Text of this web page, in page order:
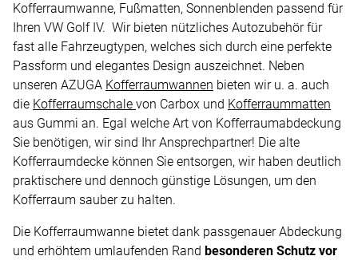
Kofferraumwanne, Fußmatten, Sonnenblenden passend für
Ihren VW Golf IV. Wir bieten nützliches Autozubehör für
fast alle Fahrzeugtypen, welches sich durch eine perfekte
Passform und elegantes Design auszeichnet. Neben
unseren AZUGA Kofferraumwannen bieten wir u. a. auch
die Kofferraumschale von Carbox und Kofferraummatten
aus Gummi an. Egal welche Art von Kofferraumabdeckung
Sie benötigen, wir sind Ihr Ansprechpartner! Die alte
Kofferraumdecke können Sie entsorgen, wir haben deutlich
praktischere und dennoch günstige Lösungen, um den
Kofferraum sauber zu halten.
Die Kofferraumwanne bietet dank passgenauer Abdeckung
und erhöhtem umlaufenden Rand besonderen Schutz vor